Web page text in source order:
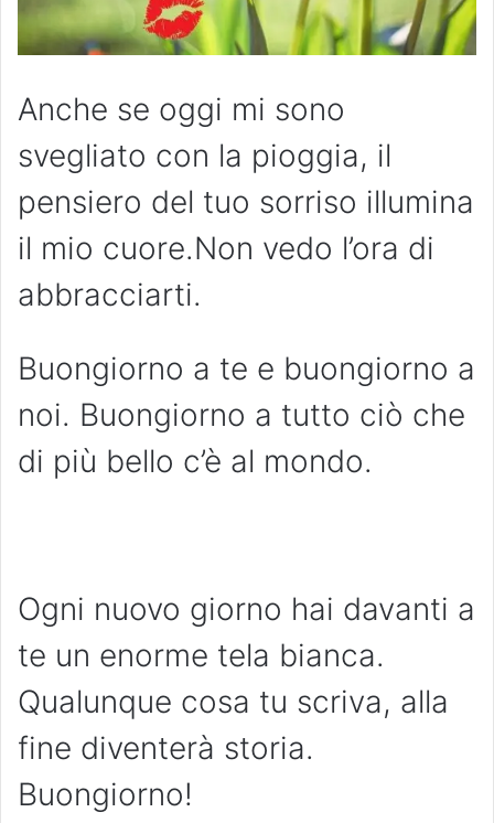
Anche se oggi mi sono
svegliato con la pioggia, il
pensiero del tuo sorriso illumina
il mio cuore.Non vedo l’ora di
abbracciarti.
Buongiorno a te e buongiorno a
noi. Buongiorno a tutto ciò che
di più bello c’è al mondo.
Ogni nuovo giorno hai davanti a
te un enorme tela bianca.
Qualunque cosa tu scriva, alla
fine diventerà storia.
Buongiorno!